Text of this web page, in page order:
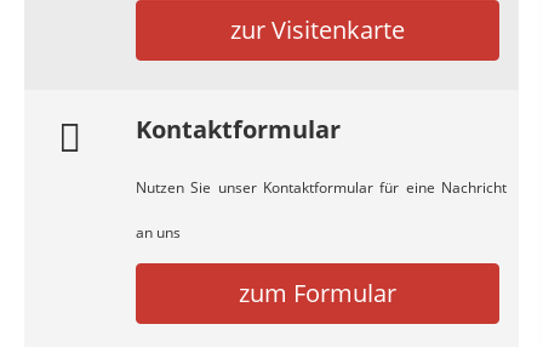
zur Visitenkarte
Kontaktformular
Nutzen Sie unser Kontaktformular für eine Nachricht
an uns
zum Formular